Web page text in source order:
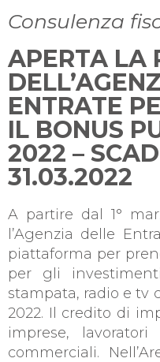
Consulenza
APERTA LA
ENTRATE
IL BONUS
2022 –
31.03.2022
A partire dal 1°
l’Agenzia delle
piattaforma per
per gli
stampata, radio e tv
2022. Il credito di
imprese,
commerciali.